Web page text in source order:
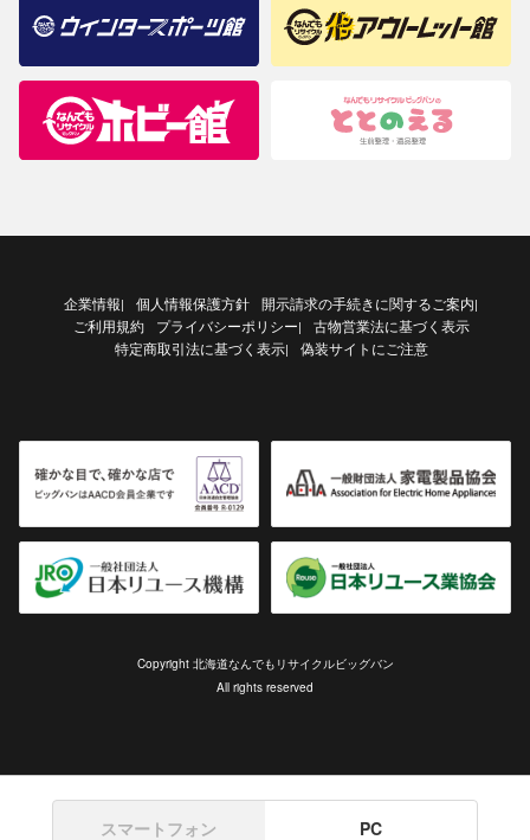
企業情報| 個人情報保護方針 開示請求の手続きに関するご案内|
ご利用規約 プライバシーポリシー|
古物営業法に基づく表示
特定商取引法に基づく表示| 偽装サイトにご注意
Copyright 北海道なんでもリサイクルビッグバン
All rights reserved
スマートフォン PC